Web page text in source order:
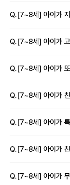
Q.[7~8세] 아이가
Q.[7~8세] 아이가
Q.[7~8세] 아이가
Q.[7~8세] 아이가
Q.[7~8세] 아이가
Q.[7~8세] 아이가
Q.[7~8세] 아이가